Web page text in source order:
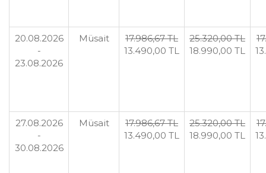
20.08.2026
-
23.08.2026
Müsait 17.986,67TL
13.490,00 TL
25.320,00TL
18.990,00 TL
27.08.2026
-
30.08.2026
Müsait 17.986,67TL
13.490,00 TL
25.320,00TL
18.990,00 TL